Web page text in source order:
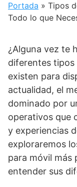
Portada » Tipos
Todo lo que
¿Alguna vez te
diferentes tipos
existen para
actualidad, el
dominado por
operativos que
y experiencias
exploraremos
para móvil más
entender sus